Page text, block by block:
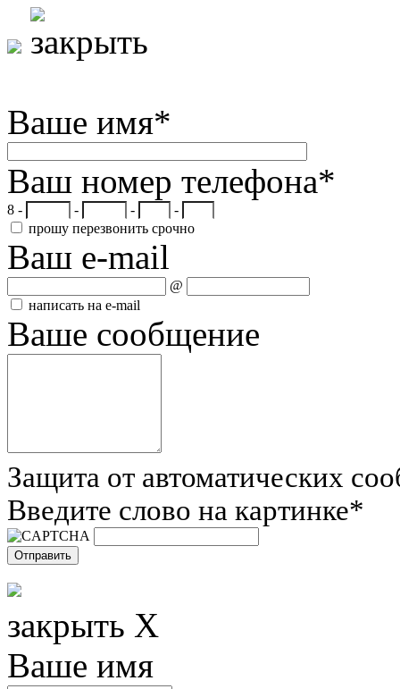
Ваше имя*
Ваш номер телефона*
8 - - -
-
прошу перезвонить срочно
Ваш e-mail
@
написать на e-mail
Ваше сообщение
Защита от автоматических
Введите слово на картинке*
закрыть X
Ваше имя